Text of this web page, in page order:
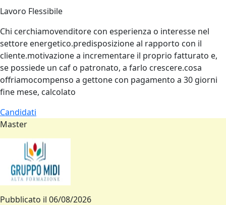
Lavoro Flessibile
Chi cerchiamovenditore con esperienza o interesse nel
settore energetico.predisposizione al rapporto con il
cliente.motivazione a incrementare il proprio fatturato e,
se possiede un caf o patronato, a farlo crescere.cosa
offriamocompenso a gettone con pagamento a 30 giorni
fine mese, calcolato
Candidati
Master
Pubblicato il 06/08/2026